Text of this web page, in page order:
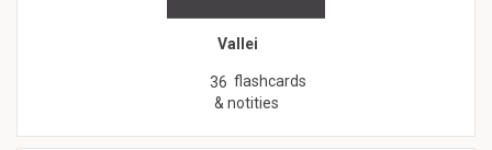
Vallei
36 flashcards
& notities